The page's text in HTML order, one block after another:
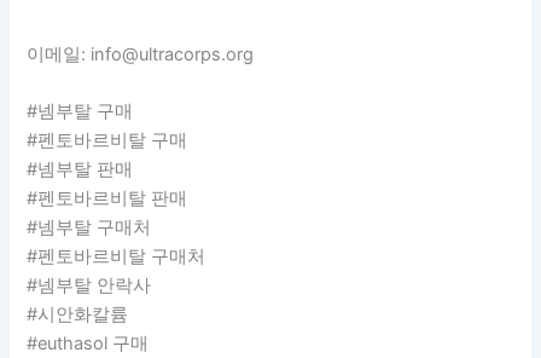
이메일: info@ultracorps.org
#넴부탈 구매
#펜토바르비탈 구매
#넴부탈 판매
#펜토바르비탈 판매
#넴부탈 구매처
#펜토바르비탈 구매처
#넴부탈 안락사
#시안화칼륨
#euthasol 구매